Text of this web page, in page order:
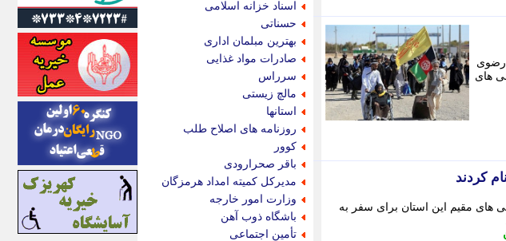
رضوی
از افغانستانی های
کرد که 27 هزار نفر از افغانستانی های مقیم این استان برای سفر به
اسناد خزانه اسلامی
حسناتی
بهترین مبلمان اداری
صادرات مواد غذایی
سرراس
مالچ زیستی
استانها
روزنامه های اصلاح طلب
کوور
باقر صحرارودی
مدیرکل کمیته امداد هرمزگان
وزارت امور خارجه
باشگاه ذوب آهن
تأمین اجتماعی
ایسکانیوز
ایسنا
ایکنا
ایلنا
اینتیتر
ایونا نیوز
بازتاب آنلاین
باشگاه خبرنگاران
باغستان نیوز
بامبوک
ببین و بخون
بدینسان
بنکر